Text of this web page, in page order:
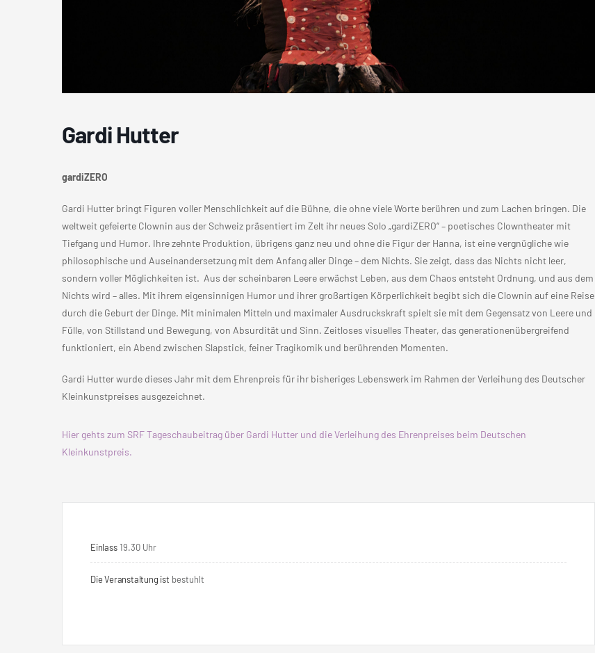
Gardi Hutter
gardiZERO
Gardi Hutter bringt Figuren voller Menschlichkeit auf die Bühne, die ohne viele Worte berühren und zum Lachen bringen. Die
weltweit gefeierte Clownin aus der Schweiz präsentiert im Zelt ihr neues Solo „gardiZERO“ – poetisches Clowntheater mit
Tiefgang und Humor. Ihre zehnte Produktion, übrigens ganz neu und ohne die Figur der Hanna, ist eine vergnügliche wie
philosophische und Auseinandersetzung mit dem Anfang aller Dinge – dem Nichts. Sie zeigt, dass das Nichts nicht leer,
sondern voller Möglichkeiten ist. Aus der scheinbaren Leere erwächst Leben, aus dem Chaos entsteht Ordnung, und aus dem
Nichts wird – alles. Mit ihrem eigensinnigen Humor und ihrer großartigen Körperlichkeit begibt sich die Clownin auf eine Reise
durch die Geburt der Dinge. Mit minimalen Mitteln und maximaler Ausdruckskraft spielt sie mit dem Gegensatz von Leere und
Fülle, von Stillstand und Bewegung, von Absurdität und Sinn. Zeitloses visuelles Theater, das generationenübergreifend
funktioniert, ein Abend zwischen Slapstick, feiner Tragikomik und berührenden Momenten.
Gardi Hutter wurde dieses Jahr mit dem Ehrenpreis für ihr bisheriges Lebenswerk im Rahmen der Verleihung des Deutscher
Kleinkunstpreises ausgezeichnet.
Hier gehts zum SRF Tageschaubeitrag über Gardi Hutter und die Verleihung des Ehrenpreises beim Deutschen
Kleinkunstpreis.
Einlass 19.30 Uhr
Die Veranstaltung ist bestuhlt